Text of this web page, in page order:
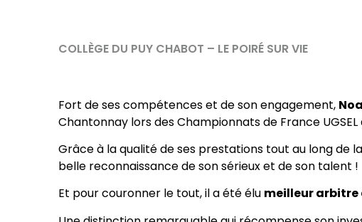
COLLÈGE DU PUY CHABOT – LE POIRÉ SUR VIE
Fort de ses compétences et de son engagement,
Chantonnay lors des Championnats de France
Grâce à la qualité de ses prestations tout au long
belle reconnaissance de son sérieux et de son talent !
Et pour couronner le tout, il a été élu meilleur arbitre